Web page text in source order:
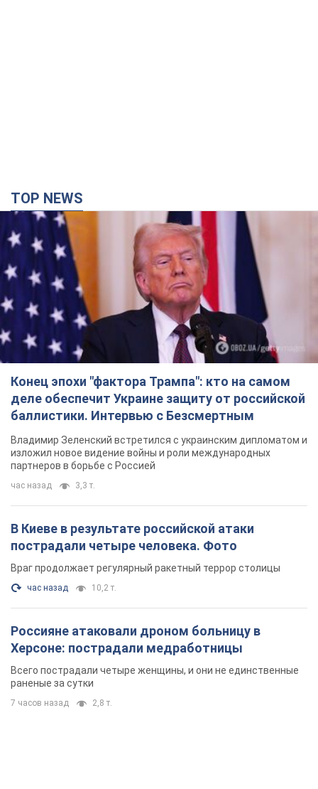
Конец эпохи "фактора Трампа": кто на самом
деле обеспечит Украине защиту от российской
баллистики. Интервью с Безсмертным
Владимир Зеленский встретился с украинским дипломатом и
изложил новое видение войны и роли международных
партнеров в борьбе с Россией
час назад 3,3 т.
В Киеве в результате российской атаки
пострадали четыре человека. Фото
Враг продолжает регулярный ракетный террор столицы
час назад 10,2 т.
Россияне атаковали дроном больницу в
Херсоне: пострадали медработницы
Всего пострадали четыре женщины, и они не единственные